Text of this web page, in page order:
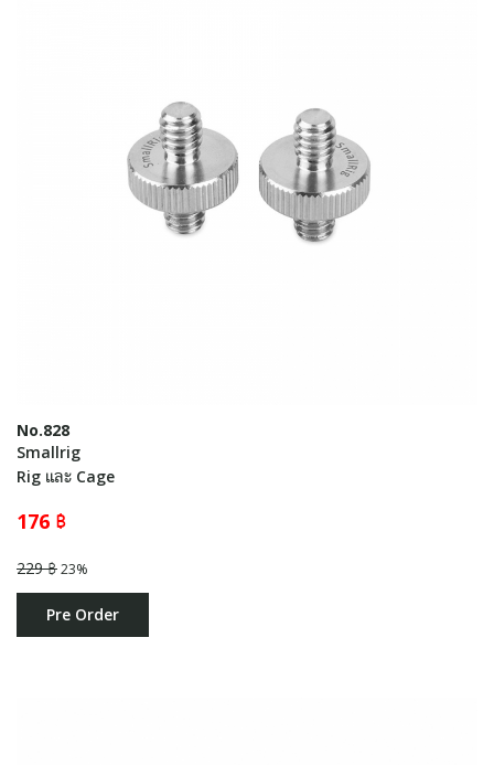
No.828
Smallrig
Rig และ Cage
176 ฿
229 ฿23%
Pre Order